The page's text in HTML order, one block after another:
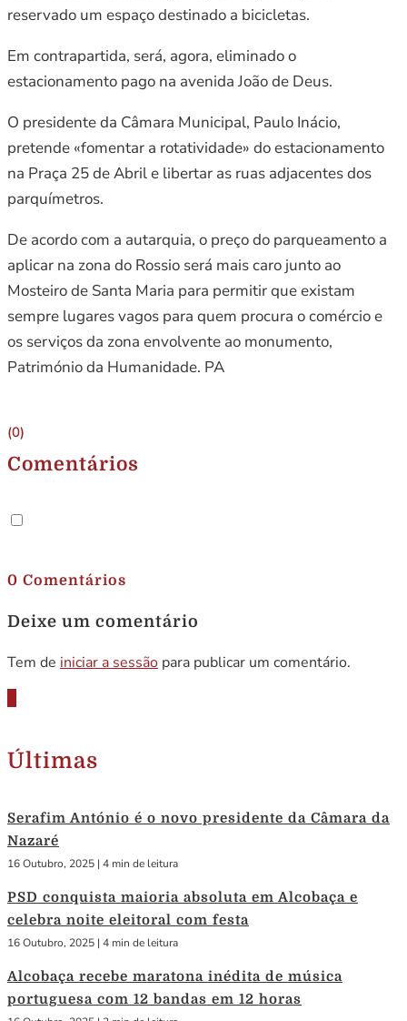
reservado um espaço destinado a bicicletas.
Em contrapartida, será, agora, eliminado o
estacionamento pago na avenida João de Deus.
O presidente da Câmara Municipal, Paulo Inácio,
pretende «fomentar a rotatividade» do estacionamento
na Praça 25 de Abril e libertar as ruas adjacentes dos
parquímetros.
De acordo com a autarquia, o preço do parqueamento a
aplicar na zona do Rossio será mais caro junto ao
Mosteiro de Santa Maria para permitir que existam
sempre lugares vagos para quem procura o comércio e
os serviços da zona envolvente ao monumento,
Património da Humanidade. PA
(0)
Comentários
0 Comentários
Deixe um comentário
Tem de iniciar a sessão para publicar um comentário.
Últimas
Serafim António é o novo presidente da Câmara da
Nazaré
16 Outubro, 2025 | 4 min de leitura
PSD conquista maioria absoluta em Alcobaça e
celebra noite eleitoral com festa
16 Outubro, 2025 | 4 min de leitura
Alcobaça recebe maratona inédita de música
portuguesa com 12 bandas em 12 horas